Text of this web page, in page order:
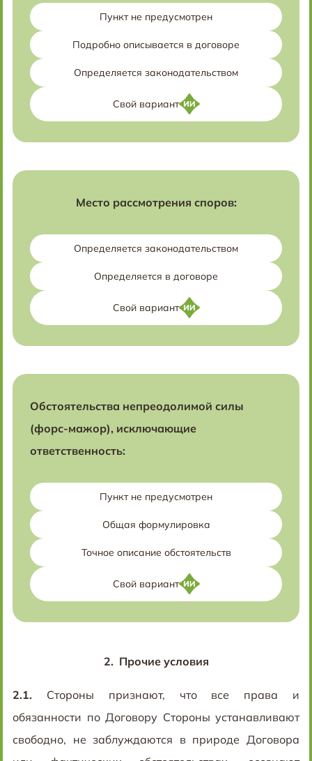
Пункт не предусмотрен
Подробно описывается в договоре
Определяется законодательством
Свой вариант
Место рассмотрения споров:
Определяется законодательством
Определяется в договоре
Свой вариант
Обстоятельства непреодолимой силы
(форс-мажор), исключающие
ответственность:
Пункт не предусмотрен
Общая формулировка
Точное описание обстоятельств
Свой вариант
2. Прочие условия
2.1. Стороны признают, что все права и
обязанности по Договору Стороны устанавливают
свободно, не заблуждаются в природе Договора